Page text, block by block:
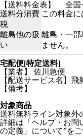
【送料料金表】
全国
送料分消費
税
この料金に
離島他の扱
い
離島・一部
ません。
宅配便[特定送料]
【業者】 佐川急便
【配送サービス名】飛
【備考】
対象商品
送料無料ライン対象外
詳細は「ヘルプ・お問
の定義」について”をご